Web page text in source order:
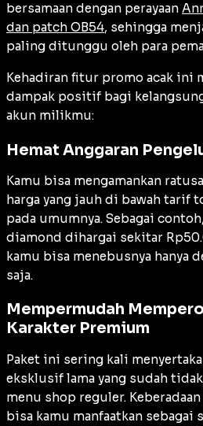
bersamaan dengan perayaan
dan patch OB54, sehingga
paling ditunggu oleh para
Kehadiran fitur promo acak ini
dampak positif bagi
akun milikmu:
Hemat Anggaran
Kamu bisa mengamankan
harga yang jauh di bawah tarif
pada umumnya. Sebagai
diamond dihargai sekitar
kamu bisa menebusnya hanya
saja.
Mempermudah
Karakter Premium
Paket ini sering kali
eksklusif lama yang sudah
menu shop reguler.
bisa kamu manfaatkan